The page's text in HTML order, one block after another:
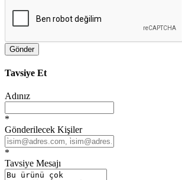
Gönder
Tavsiye Et
Adınız
*
Gönderilecek Kişiler
*
Tavsiye Mesajı